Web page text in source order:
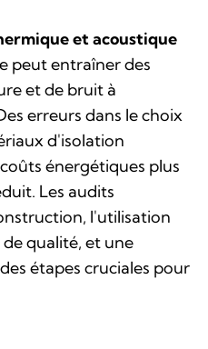
et acoustique
peut entraîner des
et de bruit à
erreurs dans le choix
d'isolation
énergétiques plus
Les audits
l'utilisation
qualité, et une
étapes cruciales pour